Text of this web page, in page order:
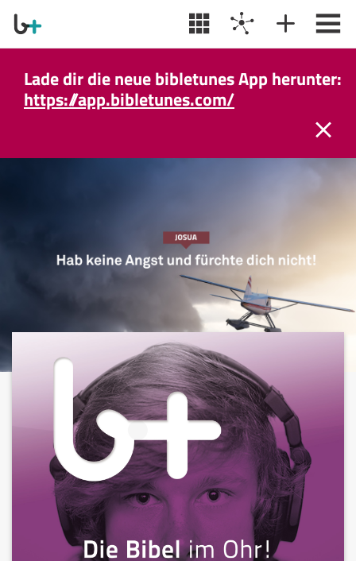
Lade dir die neue bibletunes App herunter:
https://app.bibletunes.com/